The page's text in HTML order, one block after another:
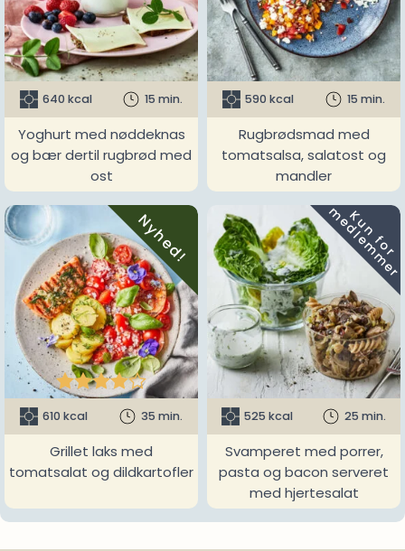
640 kcal 15 min.
Yoghurt med nøddeknas
og bær dertil rugbrød med
ost
590 kcal 15 min.
Rugbrødsmad med
tomatsalsa, salatost og
mandler
Nyhed!

610 kcal 35 min.
Grillet laks med
tomatsalat og dildkartofler
K
u
n
f
o
r
m
e
d
l
e
m
m
e
r
525 kcal 25 min.
Svamperet med porrer,
pasta og bacon serveret
med hjertesalat